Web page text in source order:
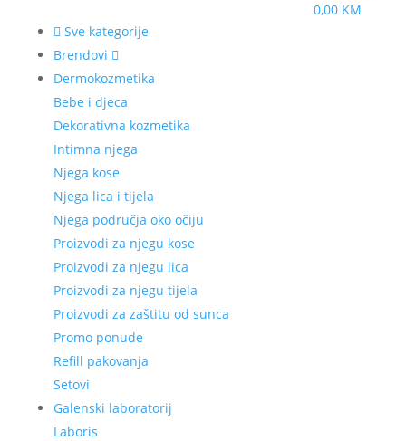
0,00 KM
Sve kategorije
Brendovi
Dermokozmetika
Bebe i djeca
Dekorativna kozmetika
Intimna njega
Njega kose
Njega lica i tijela
Njega područja oko očiju
Proizvodi za njegu kose
Proizvodi za njegu lica
Proizvodi za njegu tijela
Proizvodi za zaštitu od sunca
Promo ponude
Refill pakovanja
Setovi
Galenski laboratorij
Laboris